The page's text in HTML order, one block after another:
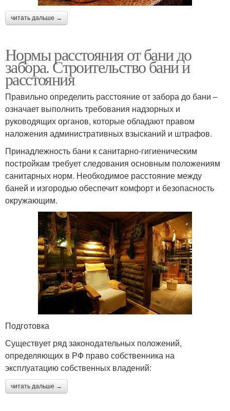
читать дальше →
Нормы расстояния от бани до
забора. Строительство бани и
расстояния
Правильно определить расстояние от забора до бани –
означает выполнить требования надзорных и
руководящих органов, которые обладают правом
наложения административных взысканий и штрафов.
Принадлежность бани к санитарно-гигиеническим
постройкам требует следования основным положениям
санитарных норм. Необходимое расстояние между
баней и изгородью обеспечит комфорт и безопасность
окружающим.
Подготовка
Существует ряд законодательных положений,
определяющих в РФ право собственника на
эксплуатацию собственных владений:
читать дальше →